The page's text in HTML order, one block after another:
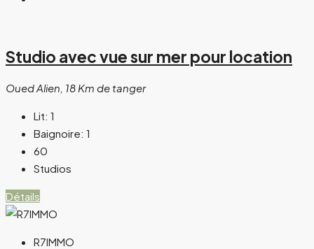
Studio avec vue sur mer pour location
Oued Alien, 18 Km de tanger
Lit: 1
Baignoire: 1
60
Studios
Détails
R7IMMO